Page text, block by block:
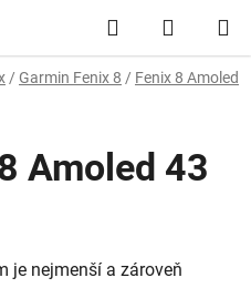
Hledat
KOŠÍK
/ Garmin Fenix 8 / Fenix 8 Amoled
Amoled 43
je nejmenší a zároveň